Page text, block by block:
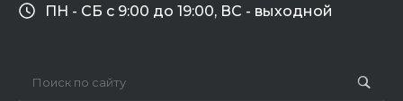
ПН - СБ с 9:00 до 19:00, ВС - выходной